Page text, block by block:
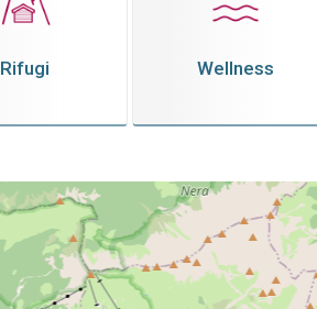
Rifugi Wellness